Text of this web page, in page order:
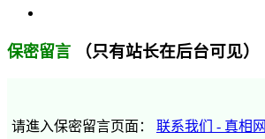
保密留言 （只有站长在后台可见）
请進入保密留言页面： 联系我们 - 真相网